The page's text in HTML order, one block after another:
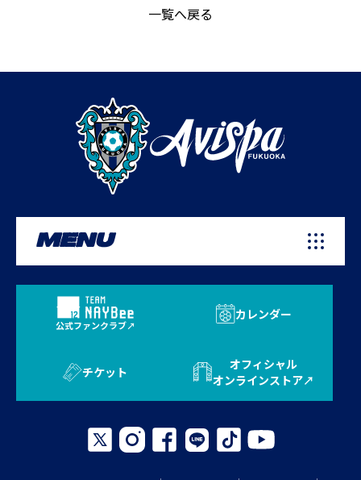
一覧へ戻る
MENU
公式ファンクラブ
カレンダー
チケット
オフィシャル
オンラインストア